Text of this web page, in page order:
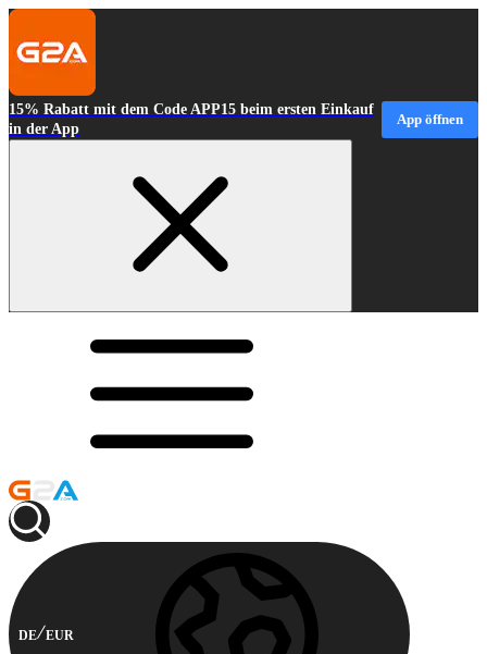
15% Rabatt mit dem Code APP15 beim ersten Einkauf
in der App
App öffnen
DE EUR